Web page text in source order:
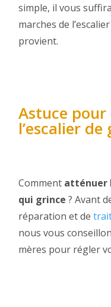
simple, il vous
marches de
provient.
Astuce
l’escalier
Comment atténuer
qui grince ? Avant
réparation et de
nous vous
mères pour régler